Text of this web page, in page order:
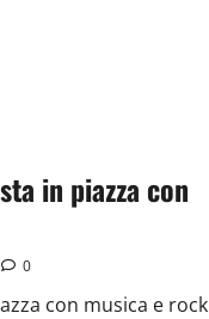
in piazza con
0
con musica e rock